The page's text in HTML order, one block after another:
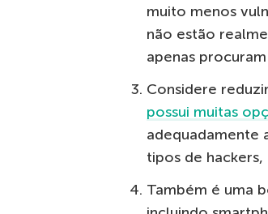
muito menos
não estão
apenas
Considere
possui muitas
adequadamente
tipos de hackers,
Também é uma